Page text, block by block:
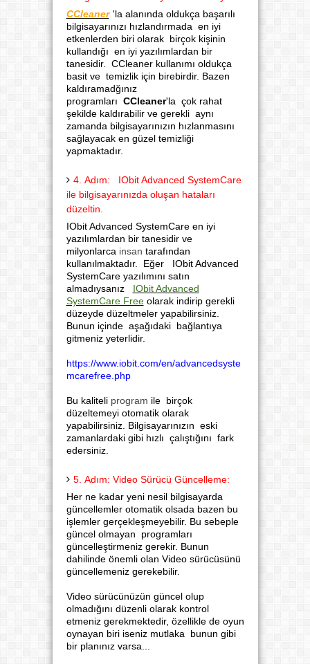
CCleaner 'la alanında oldukça başarılı
bilgisayarınızı hızlandırmada en iyi
etkenlerden biri olarak birçok kişinin
kullandığı en iyi yazılımlardan bir
tanesidir. CCleaner kullanımı oldukça
basit ve temizlik için birebirdir. Bazen
kaldıramadğınız
programları CCleaner'la çok rahat
şekilde kaldırabilir ve gerekli aynı
zamanda bilgisayarınızın hızlanmasını
sağlayacak en güzel temizliği
yapmaktadır.
4. Adım: IObit Advanced SystemCare
ile bilgisayarınızda oluşan hataları
düzeltin.
IObit Advanced SystemCare en iyi
yazılımlardan bir tanesidir ve
milyonlarca insan tarafından
kullanılmaktadır. Eğer IObit Advanced
SystemCare yazılımını satın
almadıysanız IObit Advanced
SystemCare Freeolarak indirip gerekli
düzeyde düzeltmeler yapabilirsiniz.
Bunun içinde aşağıdaki bağlantıya
gitmeniz yeterlidir.
https://www.iobit.com/en/advancedsyste
mcarefree.php
Bu kaliteli program ile birçok
düzeltemeyi otomatik olarak
yapabilirsiniz. Bilgisayarınızın eski
zamanlardaki gibi hızlı çalıştığını fark
edersiniz.
5. Adım: Video Sürücü Güncelleme:
Her ne kadar yeni nesil bilgisayarda
güncellemler otomatik olsada bazen bu
işlemler gerçekleşmeyebilir. Bu sebeple
güncel olmayan programları
güncelleştirmeniz gerekir. Bunun
dahilinde önemli olan Video sürücüsünü
güncellemeniz gerekebilir.
Video sürücünüzün güncel olup
olmadığını düzenli olarak kontrol
etmeniz gerekmektedir, özellikle de oyun
oynayan biri iseniz mutlaka bunun gibi
bir planınız varsa...